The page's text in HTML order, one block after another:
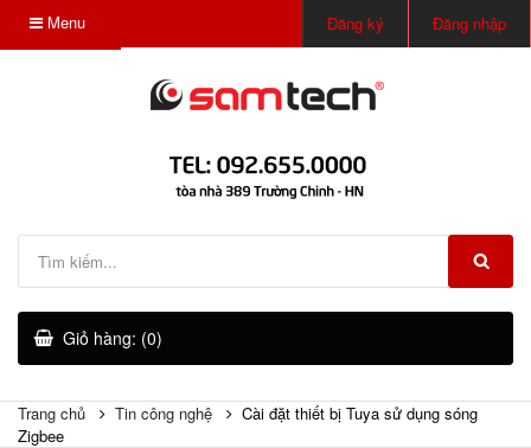
Menu Đăng ký Đăng nhập
Giỏ hàng: (0)
Trang chủ Tin công nghệ
Cài đặt thiết bị Tuya sử dụng sóng
Zigbee